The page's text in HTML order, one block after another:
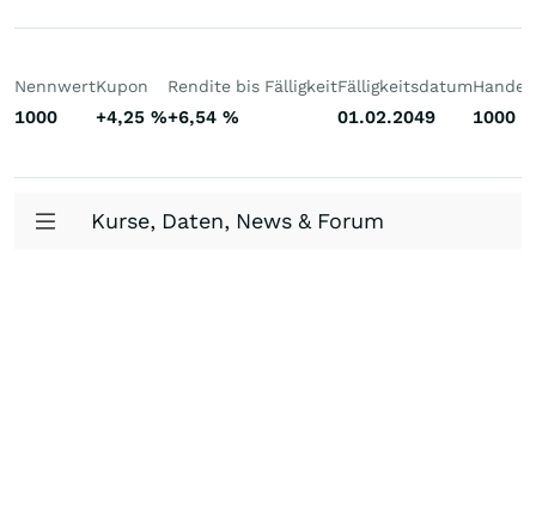
Nennwert
1000
Kupon
+4,25 %
Rendite bis Fälligkeit
+6,54 %
Fälligkeitsdatum
01.02.2049 1000
Kurse, Daten, News & Forum